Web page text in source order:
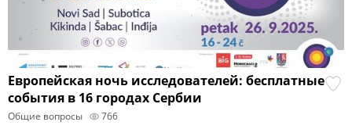
Европейская ночь исследователей: бесплатные
события в 16 городах Сербии
Общие вопросы 766